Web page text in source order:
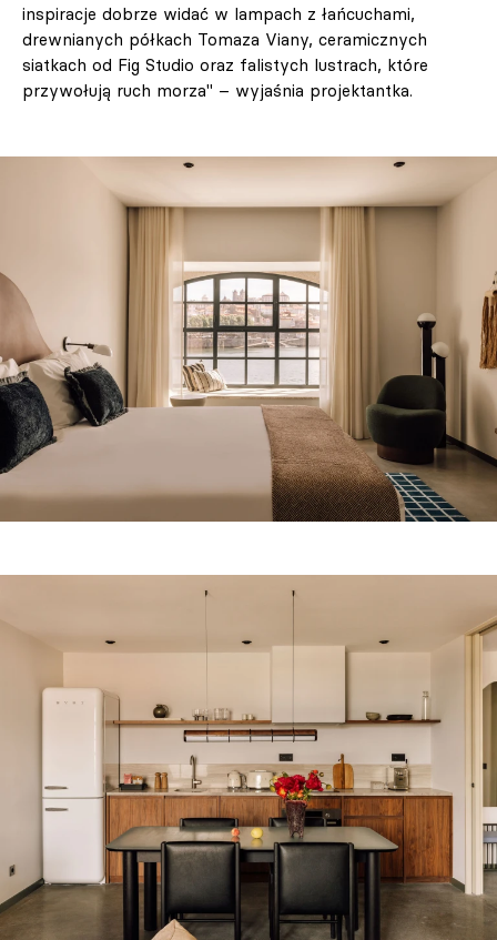
inspiracje dobrze widać w lampach z łańcuchami,
drewnianych półkach Tomaza Viany, ceramicznych
siatkach od Fig Studio oraz falistych lustrach, które
przywołują ruch morza" – wyjaśnia projektantka.